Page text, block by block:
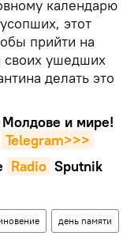
календарю
этот
прийти на
своих ушедших
делать это
Молдове и мире!
Telegram>>>
Radio Sputnik
день памяти